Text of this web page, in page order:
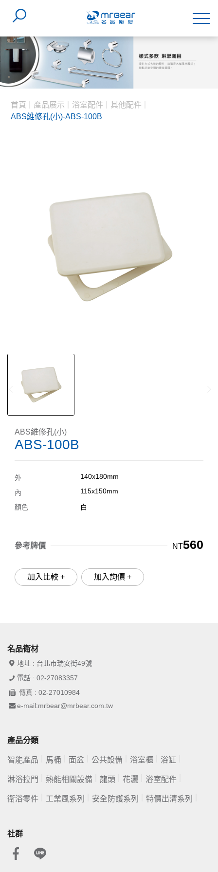
首頁 產品展示 浴室配件
其他配件
ABS維修孔(小)-ABS-100B
ABS維修孔(小)
ABS-100B
外 140x180mm
內 115x150mm
顏色 白
參考牌價 NT560
加入比較 + 加入詢價 +
名品衛材
地址 : 台北市瑞安街49號
電話 : 02-27083357
傳真 : 02-27010984
e-mail:mrbear@mrbear.com.tw
產品分類
智能產品 馬桶 面盆 公共設備 浴室櫃 浴缸
淋浴拉門 熱能相關設備 龍頭 花灑 浴室配件
衛浴零件 工業風系列 安全防護系列 特價出清系列
社群